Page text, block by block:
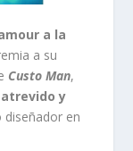
a la
a su
Custo Man,
y
en